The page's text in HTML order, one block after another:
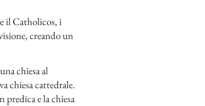
il Catholicos, i
creando un
chiesa al
chiesa cattedrale.
predica e la chiesa